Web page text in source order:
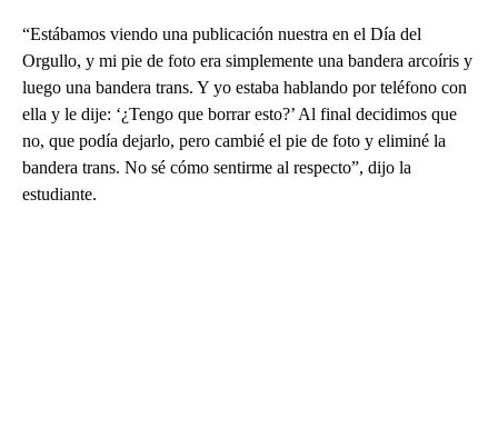
“Estábamos viendo una publicación nuestra en el Día del
Orgullo, y mi pie de foto era simplemente una bandera arcoíris y
luego una bandera trans. Y yo estaba hablando por teléfono con
ella y le dije: ‘¿Tengo que borrar esto?’ Al final decidimos que
no, que podía dejarlo, pero cambié el pie de foto y eliminé la
bandera trans. No sé cómo sentirme al respecto”, dijo la
estudiante.